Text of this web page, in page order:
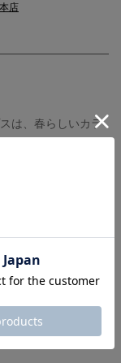
店
は、春らしいカラ
上半身にボリュー
。
◎